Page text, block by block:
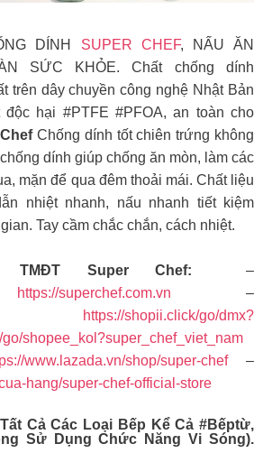
DÍNH SUPER CHEF, NẤU ĂN
SỨC KHỎE. Chất chống dính
trên dây chuyền công nghệ Nhật Bản
độc hại #PTFE #PFOA, an toàn cho
Chống dính tốt chiên trứng không
dính giúp chống ăn mòn, làm các
mặn để qua đêm thoải mái. Chất liệu
nhiệt nhanh, nấu nhanh tiết kiệm
Tay cầm chắc chắn, cách nhiệt.
TMĐT Super Chef:
–
https://superchef.com.vn –
https://shopii.click/go/dmx?
shopee_kol?super_chef_viet_nam
www.lazada.vn/shop/super-chef–
hang/super-chef-official-store
Cả Các Loại Bếp Kể Cả #bếptừ,
Sử Dụng Chức Năng Vi Sóng).